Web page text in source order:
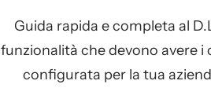
Guida rapida e completa al
funzionalità che devono avere
configurata per la tua